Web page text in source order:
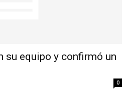
su equipo y confirmó un
0